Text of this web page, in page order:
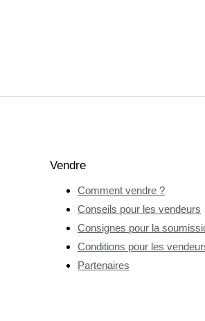
Vendre
Comment vendre ?
Conseils pour les vendeurs
Consignes pour la
Conditions pour les
Partenaires